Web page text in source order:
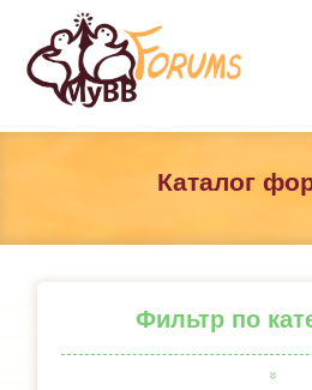
Каталог
Фильтр по